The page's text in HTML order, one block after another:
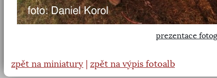
prezentace
zpět na miniatury zpět na výpis fotoalb